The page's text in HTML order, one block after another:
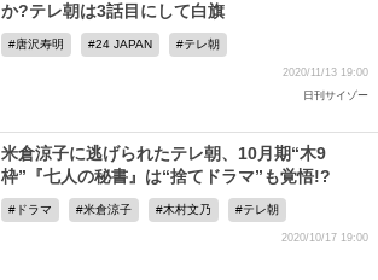
か?テレ朝は3話目にして白旗
唐沢寿明 24 JAPAN テレ朝
2020/11/13 19:00
日刊サイゾー
米倉涼子に逃げられたテレ朝、10月期“木9
枠”『七人の秘書』は“捨てドラマ”も覚悟!?
ドラマ 米倉涼子 木村文乃 テレ朝
2020/10/17 19:00